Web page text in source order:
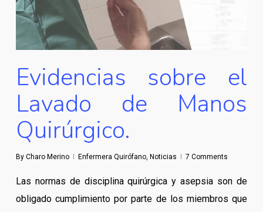
Evidencias sobre el
Lavado de Manos
Quirúrgico.
By Charo Merino Enfermera Quirófano, Noticias 7 Comments
Las normas de disciplina quirúrgica y asepsia son de
obligado cumplimiento por parte de los miembros que